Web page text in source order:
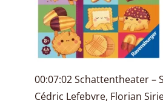
00:07:02 Schattentheater –
Cédric Lefebvre, Florian